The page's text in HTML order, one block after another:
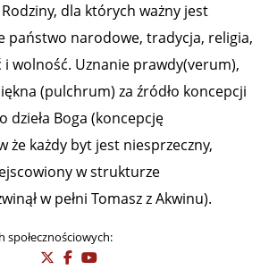
dla których ważny jest
państwo narodowe, tradycja, religia,
i wolność. Uznanie prawdy(verum),
(pulchrum) za źródło koncepcji
dzieła Boga (koncepcję
że każdy byt jest niesprzeczny,
w strukturze
w pełni Tomasz z Akwinu).
społecznościowych: